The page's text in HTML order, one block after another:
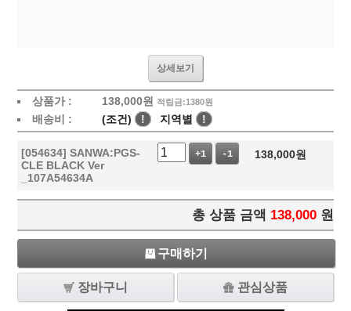
상세보기
상품가 : 138,000원 적립금:1380원
배송비 : (조건) ! 지역별 !
[054634] SANWA:PGS-
CLE BLACK Ver
_107A54634A
+1 -1 138,000원
총 상품 금액 138,000 원
구매하기
장바구니 관심상품